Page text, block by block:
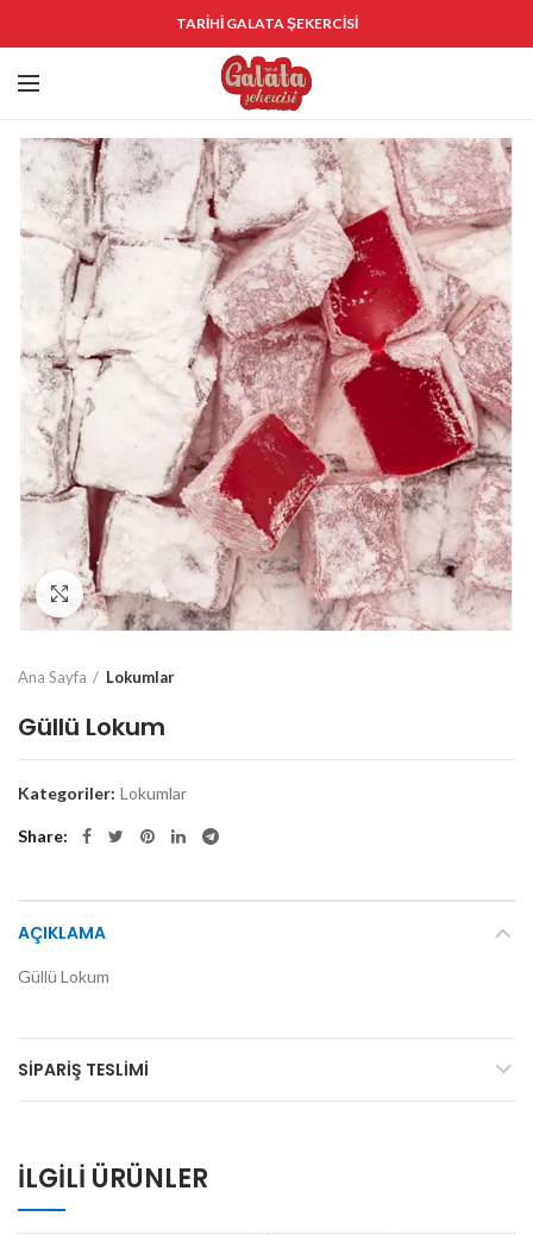
TARİHİ GALATA ŞEKERCİSİ
Click to enlarge
Ana Sayfa Lokumlar
Güllü Lokum
Kategoriler: Lokumlar
Share
AÇIKLAMA
Güllü Lokum
SIPARIŞ TESLIMI
İLGILI ÜRÜNLER